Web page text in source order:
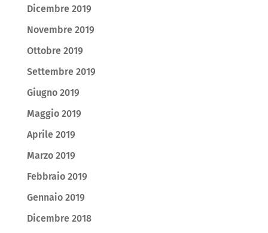
Dicembre 2019
Novembre 2019
Ottobre 2019
Settembre 2019
Giugno 2019
Maggio 2019
Aprile 2019
Marzo 2019
Febbraio 2019
Gennaio 2019
Dicembre 2018